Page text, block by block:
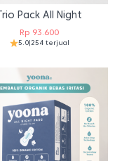
Pack All Night
Rp 93.600
5.0|254 terjual